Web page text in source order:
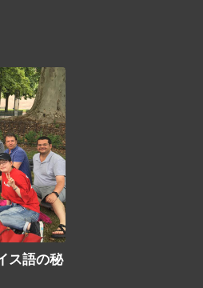
ス語の秘